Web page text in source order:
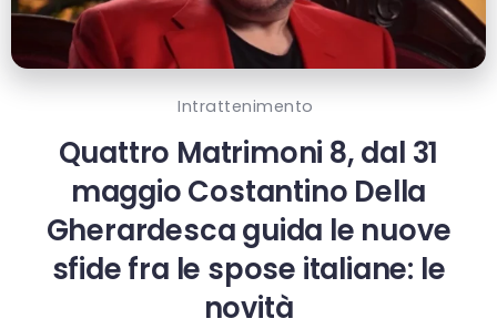
Intrattenimento
Quattro Matrimoni 8, dal 31
maggio Costantino Della
Gherardesca guida le nuove
sfide fra le spose italiane: le
novità